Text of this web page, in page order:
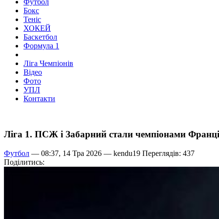
Футбол
Бокс
Теніс
ХОКЕЙ
Баскетбол
Формула 1
Ліга Чемпіонів
Відео
Фото
УПЛ
Контакти
Ліга 1. ПСЖ і Забарний стали чемпіонами
Футбол — 08:37, 14 Тра 2026 — kendu19 Переглядів: 437
Поділитись: